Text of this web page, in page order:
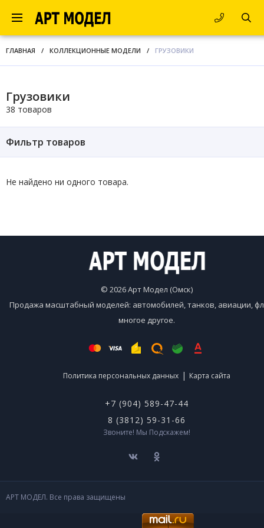
ГЛАВНАЯ / КОЛЛЕКЦИОННЫЕ МОДЕЛИ / ГРУЗОВИКИ
Грузовики
38 товаров
Фильтр товаров
Не найдено ни одного товара.
© 2026 Арт Модел (Омск)
Продажа масштабный моделей: автомобилей, танков, авиации,
многое другое.
Политика персональных данных | Карта сайта
+7 (904) 589-47-44
8 (3812) 59-31-66
Звоните! Мы Подскажем!
АРТ МОДЕЛ. Все права защищены